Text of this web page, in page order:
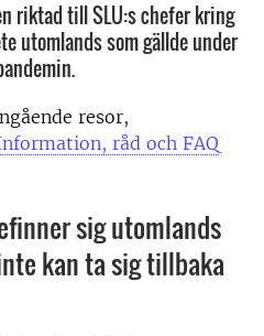
riktad till SLU:s chefer kring
utomlands som gällde under
resor,
råd och FAQ
sig utomlands
kan ta sig tillbaka